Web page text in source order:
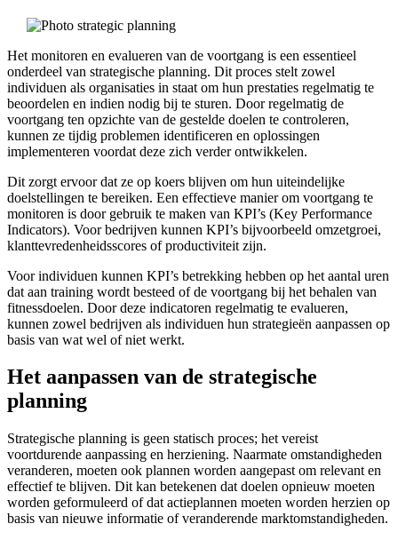
Het monitoren en evalueren van de voortgang is een essentieel
onderdeel van strategische planning. Dit proces stelt zowel
individuen als organisaties in staat om hun prestaties regelmatig te
beoordelen en indien nodig bij te sturen. Door regelmatig de
voortgang ten opzichte van de gestelde doelen te controleren,
kunnen ze tijdig problemen identificeren en oplossingen
implementeren voordat deze zich verder ontwikkelen.
Dit zorgt ervoor dat ze op koers blijven om hun uiteindelijke
doelstellingen te bereiken. Een effectieve manier om voortgang te
monitoren is door gebruik te maken van KPI’s (Key Performance
Indicators). Voor bedrijven kunnen KPI’s bijvoorbeeld omzetgroei,
klanttevredenheidsscores of productiviteit zijn.
Voor individuen kunnen KPI’s betrekking hebben op het aantal uren
dat aan training wordt besteed of de voortgang bij het behalen van
fitnessdoelen. Door deze indicatoren regelmatig te evalueren,
kunnen zowel bedrijven als individuen hun strategieën aanpassen op
basis van wat wel of niet werkt.
Het aanpassen van de strategische
planning
Strategische planning is geen statisch proces; het vereist
voortdurende aanpassing en herziening. Naarmate omstandigheden
veranderen, moeten ook plannen worden aangepast om relevant en
effectief te blijven. Dit kan betekenen dat doelen opnieuw moeten
worden geformuleerd of dat actieplannen moeten worden herzien op
basis van nieuwe informatie of veranderende marktomstandigheden.